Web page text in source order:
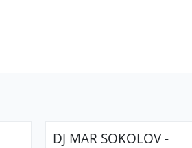
DJ MAR SOKOLOV -